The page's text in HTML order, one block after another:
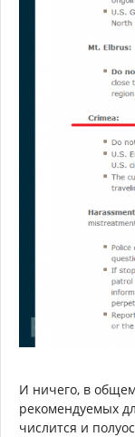
И ничего, в
рекомендуемых
числится и